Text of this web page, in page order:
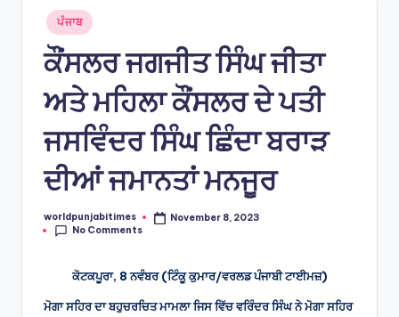
Posted
in
ਪੰਜਾਬ
ਕੌਂਸਲਰ ਜਗਜੀਤ ਸਿੰਘ ਜੀਤਾ
ਅਤੇ ਮਹਿਲਾ ਕੌਂਸਲਰ ਦੇ ਪਤੀ
ਜਸਵਿੰਦਰ ਸਿੰਘ ਛਿੰਦਾ ਬਰਾੜ
ਦੀਆਂ ਜਮਾਨਤਾਂ ਮਨਜੂਰ
Posted
by
worldpunjabitimes
November 8, 2023
No Comments
ਕੋਟਕਪੂਰਾ, 8 ਨਵੰਬਰ (ਟਿੰਕੂ ਕੁਮਾਰ/ਵਰਲਡ ਪੰਜਾਬੀ ਟਾਈਮਜ਼)
ਮੋਗਾ ਸਹਿਰ ਦਾ ਬਹੁਚਰਚਿਤ ਮਾਮਲਾ ਜਿਸ ਵਿੱਚ ਵਰਿੰਦਰ ਸਿੰਘ ਨੇ ਮੋਗਾ ਸਹਿਰ